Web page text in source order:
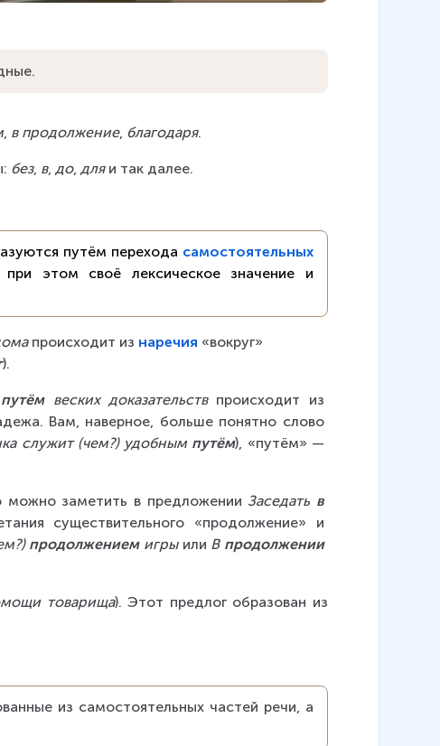
, в продолжение, благодаря.
без, в, до, для и так далее.
путём перехода самостоятельных
при этом своё лексическое значение и
происходит из наречия «вокруг»
).
путём веских доказательств происходит из
Вам, наверное, больше понятно слово
служит (чем?) удобным путём), «путём» —
заметить в предложении Заседать в
существительного «продолжение» и
продолжением игры или В продолжении
товарища). Этот предлог образован из
из самостоятельных частей речи, а